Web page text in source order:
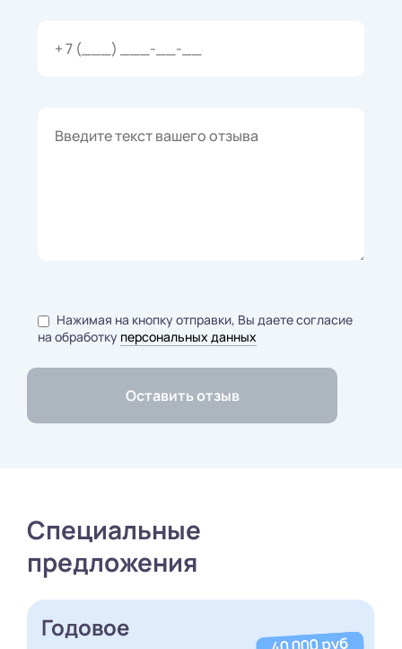
Нажимая на кнопку отправки, Вы даете согласие
на обработку персональных данных
Специальные
предложения
Годовое